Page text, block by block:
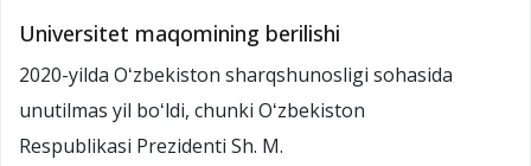
Universitet maqomining berilishi
2020-yilda Oʻzbekiston sharqshunosligi sohasida
unutilmas yil boʻldi, chunki Oʻzbekiston
Respublikasi Prezidenti Sh. M.